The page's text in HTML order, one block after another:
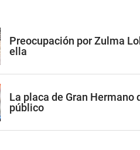
Preocupación por Zulma
ella
La placa de Gran Hermano
público